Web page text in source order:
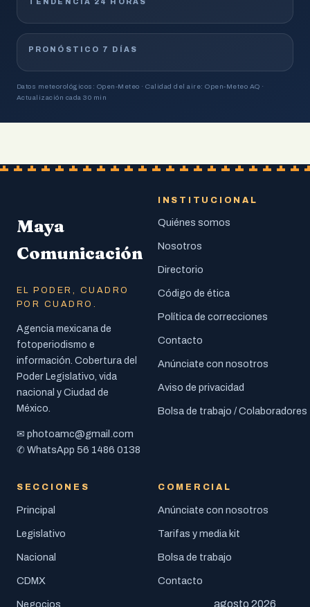
TENDENCIA 24 HORAS
PRONÓSTICO 7 DÍAS
Datos meteorológicos: Open-Meteo · Calidad del aire: Open-Meteo AQ ·
Actualización cada 30 min
Maya
Comunicación
EL PODER, CUADRO
POR CUADRO.
Agencia mexicana de
fotoperiodismo e
información. Cobertura del
Poder Legislativo, vida
nacional y Ciudad de
México.
✉ photoamc@gmail.com
✆ WhatsApp 56 1486 0138
INSTITUCIONAL
Quiénes somos
Nosotros
Directorio
Código de ética
Política de correcciones
Contacto
Anúnciate con nosotros
Aviso de privacidad
Bolsa de trabajo / Colaboradores
SECCIONES
Principal
Legislativo
Nacional
CDMX
Negocios
COMERCIAL
Anúnciate con nosotros
Tarifas y media kit
Bolsa de trabajo
Contacto
agosto 2026